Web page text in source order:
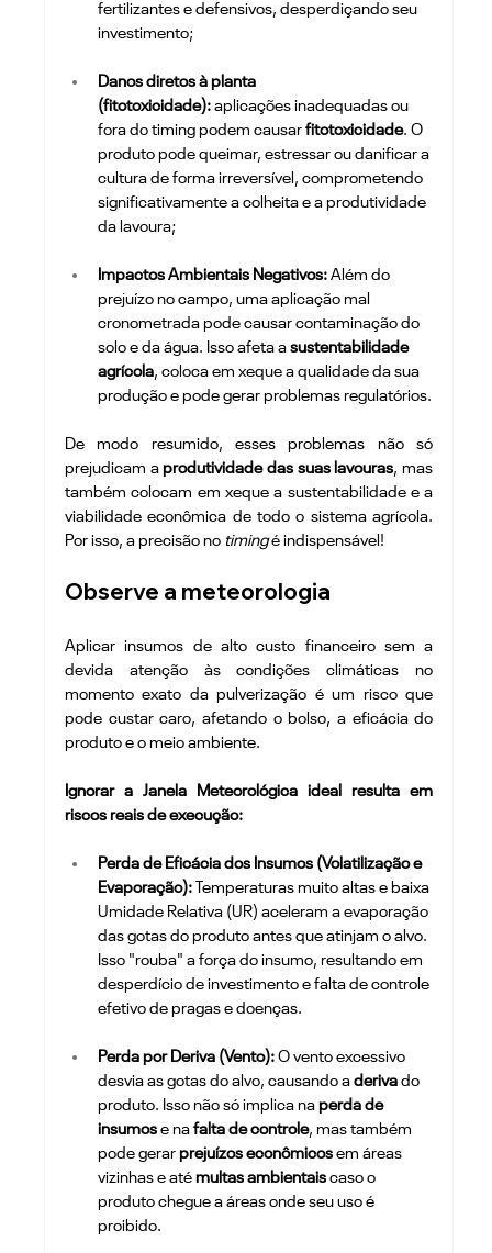
fertilizantes e defensivos, desperdiçando seu
investimento;
Danos diretos à planta
(fitotoxicidade): aplicações inadequadas ou
fora do timing podem causar fitotoxicidade. O
produto pode queimar, estressar ou danificar a
cultura de forma irreversível, comprometendo
significativamente a colheita e a produtividade
da lavoura;
Impactos Ambientais Negativos: Além do
prejuízo no campo, uma aplicação mal
cronometrada pode causar contaminação do
solo e da água. Isso afeta a sustentabilidade
agrícola, coloca em xeque a qualidade da sua
produção e pode gerar problemas regulatórios.
De modo resumido, esses problemas não só
prejudicam a produtividade das suas lavouras, mas
também colocam em xeque a sustentabilidade e a
viabilidade econômica de todo o sistema agrícola.
Por isso, a precisão no timing é indispensável!
Observe a meteorologia
Aplicar insumos de alto custo financeiro sem a
devida atenção às condições climáticas no
momento exato da pulverização é um risco que
pode custar caro, afetando o bolso, a eficácia do
produto e o meio ambiente.
Ignorar a Janela Meteorológica ideal resulta em
riscos reais de execução:
Perda de Eficácia dos Insumos (Volatilização e
Evaporação): Temperaturas muito altas e baixa
Umidade Relativa (UR) aceleram a evaporação
das gotas do produto antes que atinjam o alvo.
Isso "rouba" a força do insumo, resultando em
desperdício de investimento e falta de controle
efetivo de pragas e doenças.
Perda por Deriva (Vento): O vento excessivo
desvia as gotas do alvo, causando a deriva do
produto. Isso não só implica na perda de
insumos e na falta de controle, mas também
pode gerar prejuízos econômicos em áreas
vizinhas e até multas ambientais caso o
produto chegue a áreas onde seu uso é
proibido.